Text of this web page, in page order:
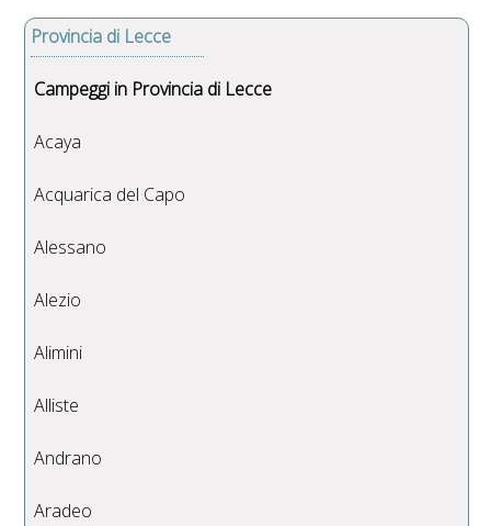
Provincia di Lecce
Campeggi in Provincia di Lecce
Acaya
Acquarica del Capo
Alessano
Alezio
Alimini
Alliste
Andrano
Aradeo